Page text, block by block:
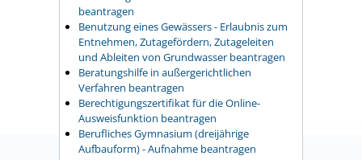
beantragen
Benutzung eines Gewässers - Erlaubnis zum
Entnehmen, Zutagefördern, Zutageleiten
und Ableiten von Grundwasser beantragen
Beratungshilfe in außergerichtlichen
Verfahren beantragen
Berechtigungszertifikat für die Online-
Ausweisfunktion beantragen
Berufliches Gymnasium (dreijährige
Aufbauform) - Aufnahme beantragen